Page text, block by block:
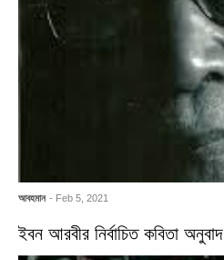
আবহমান - Feb 5, 2021
ইবন আরবীর নির্বাচিত কবিতা